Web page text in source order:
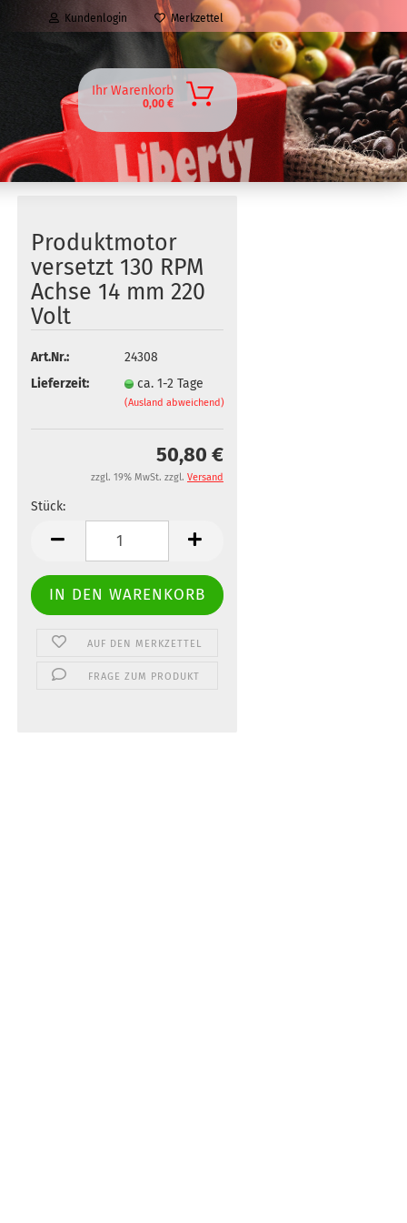
Kundenlogin Merkzettel
Ihr Warenkorb
0,00 €
Produktmotor
versetzt 130 RPM
Achse 14 mm 220
Volt
Art.Nr.:
24308
Lieferzeit:
ca. 1-2 Tage
(Ausland abweichend)
50,80 €
zzgl. 19% MwSt. zzgl. Versand
Stück:
Stück
AUF DEN MERKZETTEL
FRAGE ZUM PRODUKT